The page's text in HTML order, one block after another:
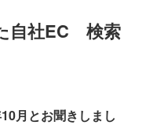
自社EC 検索
月とお聞きしまし